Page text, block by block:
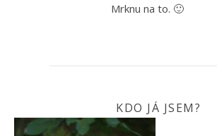
Mrknu na to. 🙂
KDO JÁ JSEM?